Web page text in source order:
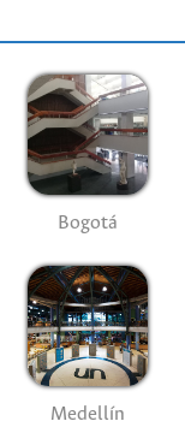
Bogotá
Medellín